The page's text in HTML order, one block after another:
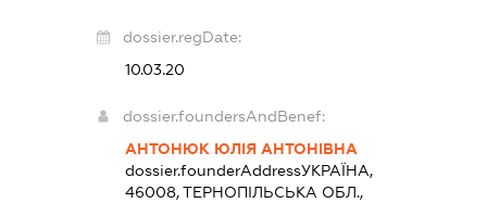
dossier.regDate:
10.03.20
dossier.foundersAndBenef:
АНТОНЮК ЮЛІЯ АНТОНІВНА
dossier.founderAddressУКРАЇНА,
46008, ТЕРНОПІЛЬСЬКА ОБЛ.,